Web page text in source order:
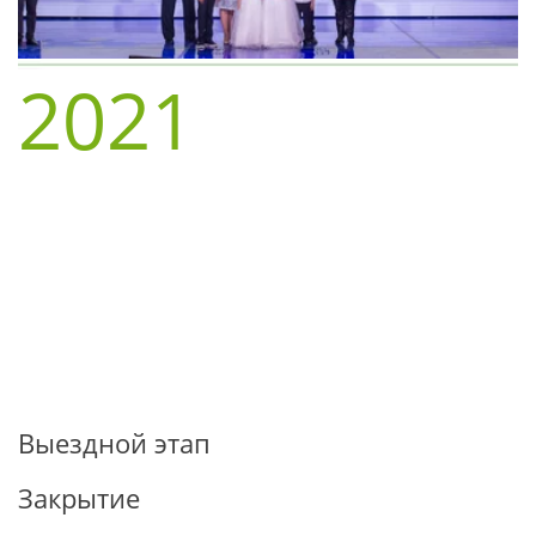
2021
Выездной этап
Закрытие